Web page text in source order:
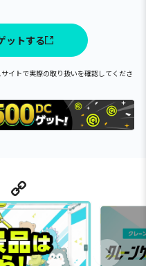
ットする
イトで実際の取り扱いを確認してくださ
Line